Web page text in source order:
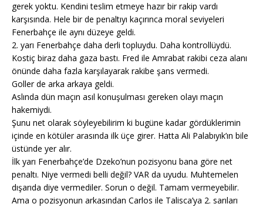
gerek yoktu. Kendini teslim etmeye hazır bir rakip vardı
karşısında. Hele bir de penaltıyı kaçırınca moral seviyeleri
Fenerbahçe ile aynı düzeye geldi.
2. yarı Fenerbahçe daha derli topluydu. Daha kontrollüydü.
Kostiç biraz daha gaza bastı. Fred ile Amrabat rakibi ceza alanı
önünde daha fazla karşılayarak rakibe şans vermedi.
Goller de arka arkaya geldi.
Aslında dün maçın asıl konuşulması gereken olayı maçın
hakemiydi.
Şunu net olarak söyleyebilirim ki bugüne kadar gördüklerimin
içinde en kötüler arasında ilk üçe girer. Hatta Ali Palabıyık’ın bile
üstünde yer alır.
İlk yarı Fenerbahçe’de Dzeko’nun pozisyonu bana göre net
penaltı. Niye vermedi belli değil? VAR da uyudu. Muhtemelen
dışarıda diye vermediler. Sorun o değil. Tamam vermeyebilir.
Ama o pozisyonun arkasından Carlos ile Talisca’ya 2. sarıları